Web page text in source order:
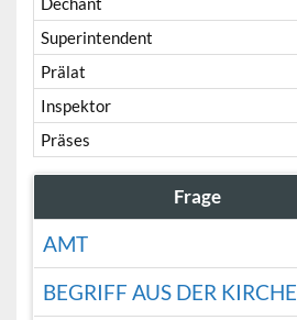
Superintendent
Prälat
Inspektor
Präses
Frage
AMT
BEGRIFF AUS DER KIRCHE